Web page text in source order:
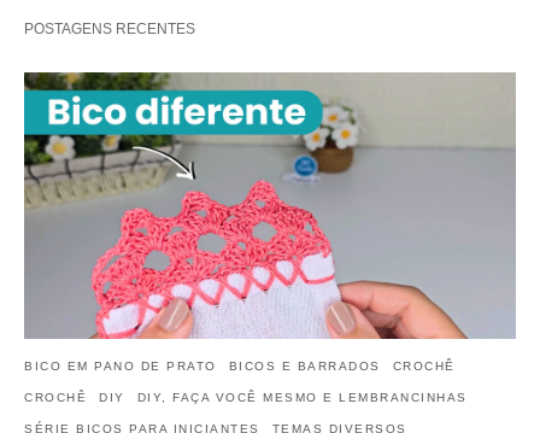
POSTAGENS RECENTES
BICO EM PANO DE PRATO BICOS E BARRADOS CROCHÊ
CROCHÊ DIY DIY, FAÇA VOCÊ MESMO E LEMBRANCINHAS
SÉRIE BICOS PARA INICIANTES TEMAS DIVERSOS